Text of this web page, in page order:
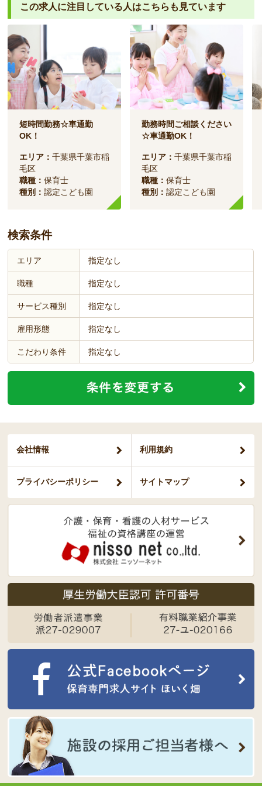
この求人に注目している人はこちらも見ています
短時間勤務☆車通勤
OK！
エリア：千葉県千葉市稲
毛区
職種：保育士
種別：認定こども園
勤務時間ご相談ください
☆車通勤OK！
エリア：千葉県千葉市稲
毛区
職種：保育士
種別：認定こども園
検索条件
エリア 指定なし
職種 指定なし
サービス種別 指定なし
雇用形態 指定なし
こだわり条件 指定なし
会社情報 利用規約
プライバシーポリシー サイトマップ